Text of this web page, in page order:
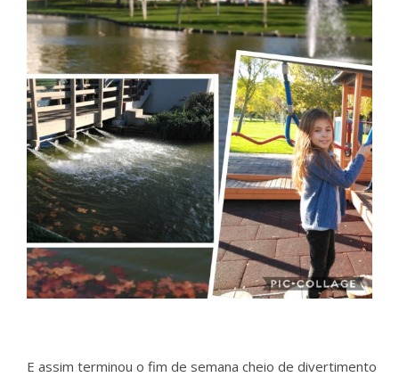
E assim terminou o fim de semana cheio de divertimento